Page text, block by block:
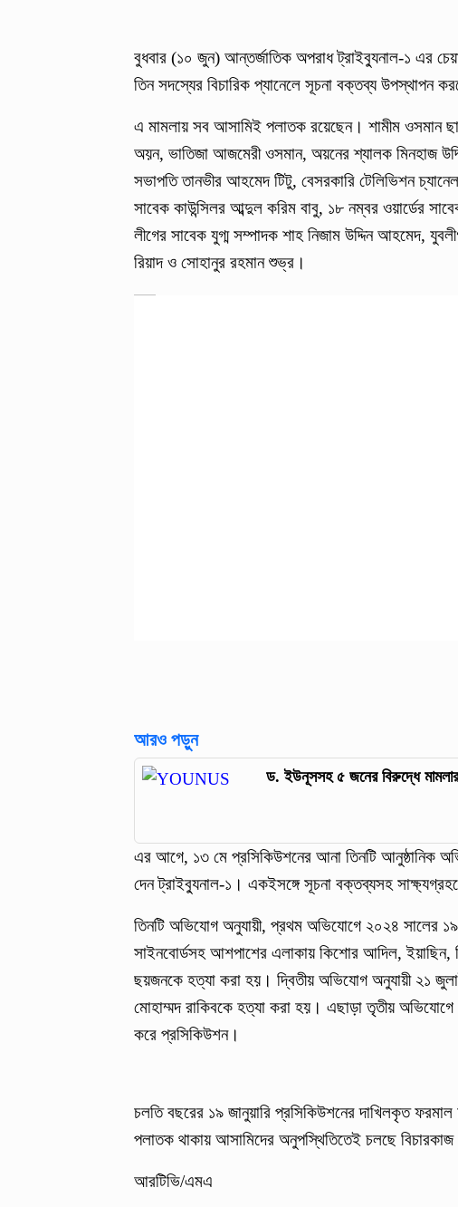
বুধবার (১০ জুন) আন্তর্জাতিক অপরাধ ট্রাইব্যুনাল-১ এর
তিন সদস্যের বিচারিক প্যানেলে সূচনা বক্তব্য উপস্থাপন
এ মামলায় সব আসামিই পলাতক রয়েছেন। শামীম ওসমান
অয়ন, ভাতিজা আজমেরী ওসমান, অয়নের শ্যালক মিনহাজ
সভাপতি তানভীর আহমেদ টিটু, বেসরকারি টেলিভিশন
সাবেক কাউন্সিলর আব্দুল করিম বাবু, ১৮ নম্বর ওয়ার্ডের
লীগের সাবেক যুগ্ম সম্পাদক শাহ নিজাম উদ্দিন আহমেদ,
রিয়াদ ও সোহানুর রহমান শুভ্র।
আরও পড়ুন
ড. ইউনূসসহ ৫ জনের বিরুদ্ধে
এর আগে, ১৩ মে প্রসিকিউশনের আনা তিনটি আনুষ্ঠানিক
দেন ট্রাইব্যুনাল-১। একইসঙ্গে সূচনা বক্তব্যসহ
তিনটি অভিযোগ অনুযায়ী, প্রথম অভিযোগে ২০২৪ সালের ১৯
সাইনবোর্ডসহ আশপাশের এলাকায় কিশোর আদিল, ইয়াছিন,
ছয়জনকে হত্যা করা হয়। দ্বিতীয় অভিযোগ অনুযায়ী ২১
মোহাম্মদ রাকিবকে হত্যা করা হয়। এছাড়া তৃতীয়
করে প্রসিকিউশন।
চলতি বছরের ১৯ জানুয়ারি প্রসিকিউশনের দাখিলকৃত
পলাতক থাকায় আসামিদের অনুপস্থিতিতেই চলছে
আরটিভি/এমএ